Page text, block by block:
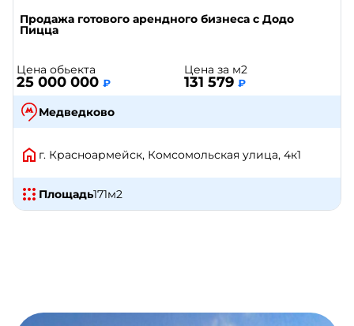
Продажа готового арендного бизнеса с Додо
Пицца
Цена обьекта
25 000 000 ₽
Цена за м2
131 579 ₽
Медведково
г. Красноармейск, Комсомольская улица, 4к1
Площадь171м2